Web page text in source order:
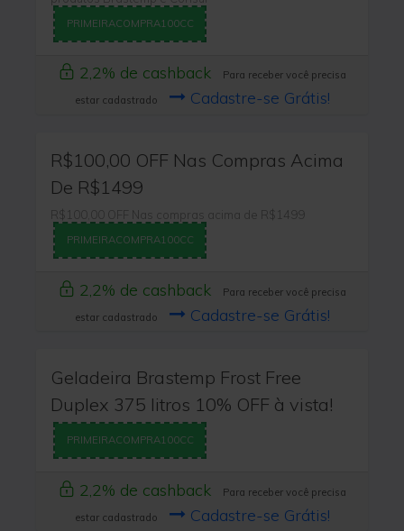
PRIMEIRACOMPRA100CC
2,2% de cashback
Para receber você precisa
estar cadastrado
Cadastre-se Grátis!
R$100,00 OFF Nas Compras Acima
De R$1499
R$100,00 OFF Nas compras acima de R$1499
PRIMEIRACOMPRA100CC
2,2% de cashback
Para receber você precisa
estar cadastrado
Cadastre-se Grátis!
Geladeira Brastemp Frost Free
Duplex 375 litros 10% OFF à vista!
PRIMEIRACOMPRA100CC
2,2% de cashback
Para receber você precisa
estar cadastrado
Cadastre-se Grátis!